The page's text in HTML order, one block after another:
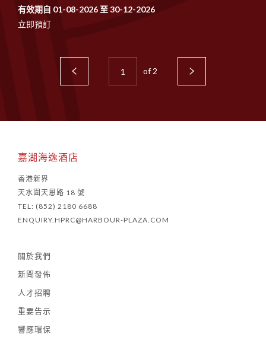
有效期自 01-08-2026 至 30-12-2026
立即預訂
of 2
嘉湖海逸酒店
香港新界
天水圍天恩路 18 號
TEL: (852) 2180 6688
ENQUIRY.HPRC@HARBOUR-PLAZA.COM
關於我們
新聞發佈
人才招聘
重要告示
響應環保